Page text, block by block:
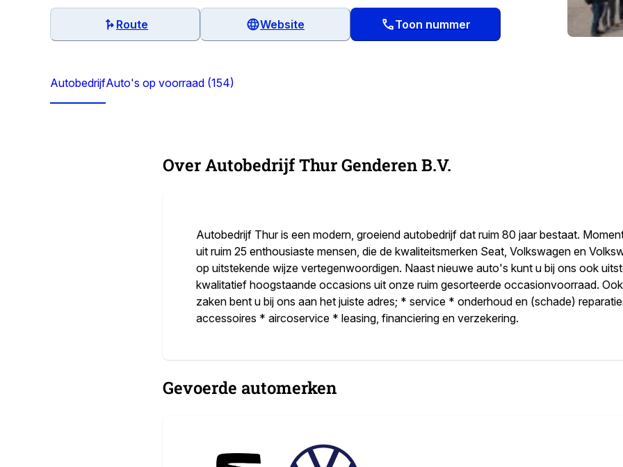
Route Website Toon nummer
AutobedrijfAuto's op voorraad (154)
Over Autobedrijf Thur Genderen B.V.
Autobedrijf Thur is een modern, groeiend autobedrijf dat ruim 80 jaar bestaat.
uit ruim 25 enthousiaste mensen, die de kwaliteitsmerken Seat, Volkswagen en
op uitstekende wijze vertegenwoordigen. Naast nieuwe auto's kunt u bij ons ook
kwalitatief hoogstaande occasions uit onze ruim gesorteerde occasionvoorraad.
zaken bent u bij ons aan het juiste adres; * service * onderhoud en (schade)
accessoires * aircoservice * leasing, financiering en verzekering.
Gevoerde automerken